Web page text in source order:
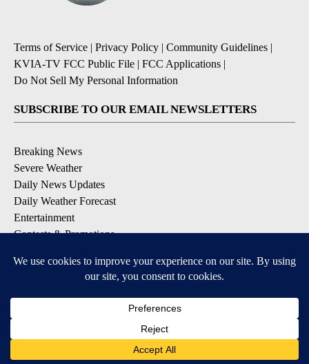
Terms of Service | Privacy Policy | Community Guidelines |
KVIA-TV FCC Public File | FCC Applications |
Do Not Sell My Personal Information
SUBSCRIBE TO OUR EMAIL NEWSLETTERS
Breaking News
Severe Weather
Daily News Updates
Daily Weather Forecast
Entertainment
Contests & Promotions
DOWNLOAD OUR APPS
Available for iOS and Android